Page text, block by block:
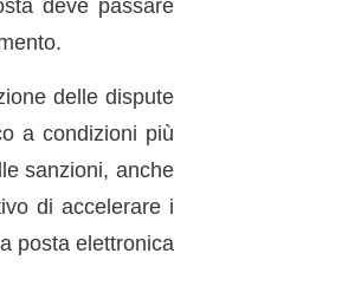
delle dispute
a condizioni più
sanzioni, anche
di accelerare i
posta elettronica